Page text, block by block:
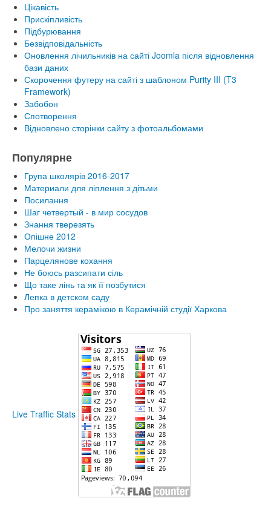
Цікавість
Прискіпливість
Підбурювання
Безвідповідальність
Оновлення лічильників на сайті Joomla після відновлення
бази даних
Скорочення футеру на сайті з шаблоном Purity III (T3
Framework)
Забобон
Спотворення
Відновлено сторінки сайту з фотоальбомами
Популярне
Група школярів 2016-2017
Материали для ліплення з дітьми
Посилання
Шаг четвертый - в мир сосудов
Знання тверезять
Опішне 2012
Мелочи жизни
Парцелянове кохання
Не боюсь разсипати сіль
Що таке лінь та як її позбутися
Лепка в детском саду
Про заняття керамікою в Керамічній студії Харкова
Live Traffic Stats